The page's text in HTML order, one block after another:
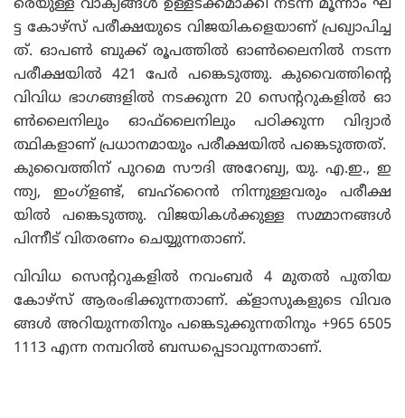
രെയുള്ള വാക്യങ്ങൾ ഉള്ളടക്കമാക്കി നടന്ന മൂന്നാം ഘ
ട്ട കോഴ്‌സ് പരീക്ഷയുടെ വിജയികളെയാണ് പ്രഖ്യാപിച്ച
ത്. ഓപൺ ബുക്ക് രൂപത്തിൽ ഓൺലൈനിൽ നടന്ന
പരീക്ഷയിൽ 421 പേർ പങ്കെടുത്തു. കുവൈത്തിന്റെ
വിവിധ ഭാഗങ്ങളിൽ നടക്കുന്ന 20 സെന്ററുകളിൽ ഓ
ൺലൈനിലും ഓഫ്‌ലൈനിലും പഠിക്കുന്ന വിദ്യാർ
ത്ഥികളാണ് പ്രധാനമായും പരീക്ഷയിൽ പങ്കെടുത്തത്.
കുവൈത്തിന് പുറമെ സൗദി അറേബ്യ, യു. എ.ഇ., ഇ
ന്ത്യ, ഇംഗ്ളണ്ട്, ബഹ്‌റൈൻ നിന്നുള്ളവരും പരീക്ഷ
യിൽ പങ്കെടുത്തു. വിജയികൾക്കുള്ള സമ്മാനങ്ങൾ
പിന്നീട് വിതരണം ചെയ്യുന്നതാണ്.
വിവിധ സെന്ററുകളിൽ നവംബർ 4 മുതൽ പുതിയ
കോഴ്‌സ് ആരംഭിക്കുന്നതാണ്. ക്ളാസുകളുടെ വിവര
ങ്ങൾ അറിയുന്നതിനും പങ്കെടുക്കുന്നതിനും +965 6505
1113 എന്ന നമ്പറിൽ ബന്ധപ്പെടാവുന്നതാണ്.